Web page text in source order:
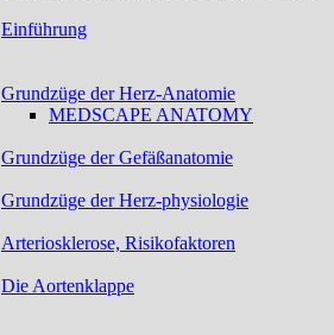
Einführung
Grundzüge der Herz-Anatomie
MEDSCAPE ANATOMY
Grundzüge der Gefäßanatomie
Grundzüge der Herz-physiologie
Arteriosklerose, Risikofaktoren
Die Aortenklappe